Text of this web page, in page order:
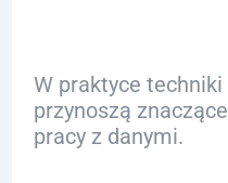
W praktyce
przynoszą
pracy z danymi.